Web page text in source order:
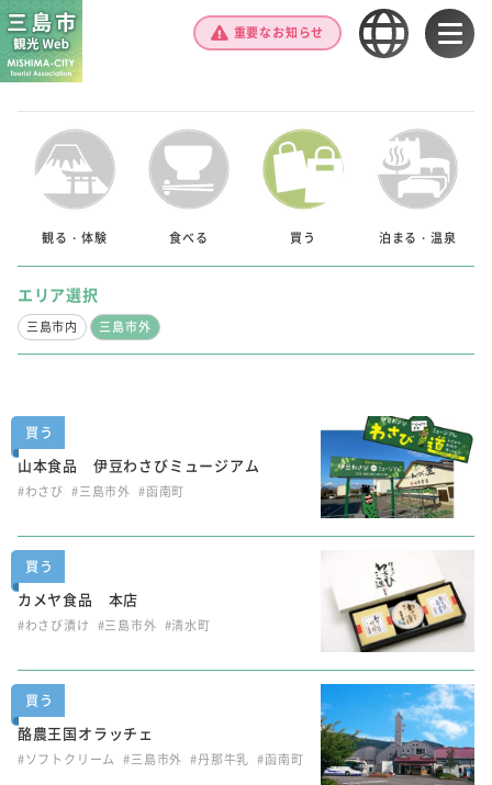
重要なお知らせ
観る・体験 食べる 買う 泊まる・温泉
エリア選択
三島市内 三島市外
買う
山本食品 伊豆わさびミュージアム
#わさび #三島市外 #函南町
買う
カメヤ食品 本店
#わさび漬け #三島市外 #清水町
買う
酪農王国オラッチェ
#ソフトクリーム #三島市外 #丹那牛乳 #函南町